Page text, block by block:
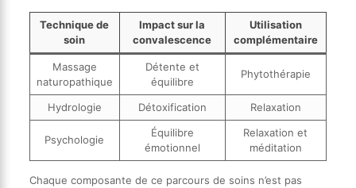
Technique de
soin
Impact sur la
convalescence
Utilisation
complémentaire
Massage
naturopathique
Détente et
équilibre
Phytothérapie
Hydrologie Détoxification Relaxation
Psychologie
Équilibre
émotionnel
Relaxation et
méditation
Chaque composante de ce parcours de soins n’est pas